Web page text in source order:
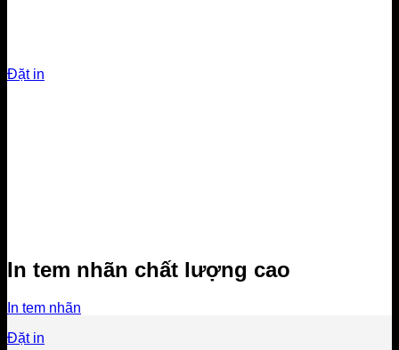
Đặt in
In tem nhãn chất lượng cao
In tem nhãn
Đặt in